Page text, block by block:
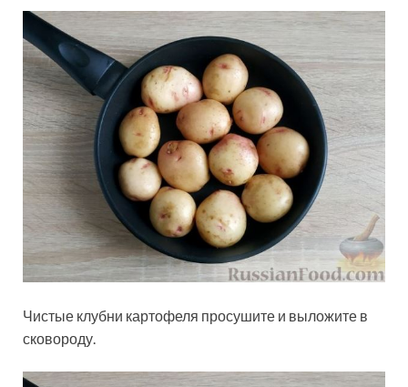
Чистые клубни картофеля просушите и выложите в
сковороду.